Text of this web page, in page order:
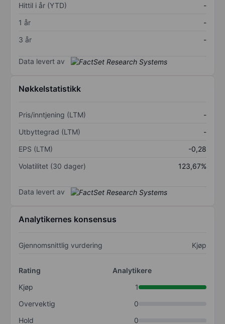
Hittil i år (YTD)
-
1 år
-
3 år
-
Data levert av
Nøkkelstatistikk
Pris/inntjening (LTM)
-
Utbyttegrad (LTM)
-
EPS (LTM)
-0,28
Volatilitet (30 dager)
123,67%
Data levert av
Analytikernes konsensus
Gjennomsnittlig vurdering Kjøp
Rating
Analytikere
Kjøp
1
Overvektig
0
Hold
0